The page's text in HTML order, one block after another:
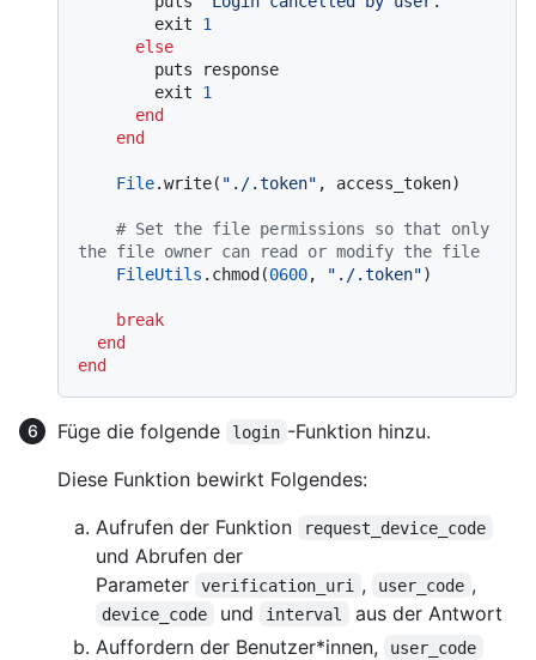
        exit
1
else
        exit
1
end
end
File.write( "./.token" , access_token)
# Set the file permissions so that only
the file owner can read or modify the file
FileUtils .chmod(0600, "./.token")
break
end
end
Füge die folgende login -Funktion hinzu.
Diese Funktion bewirkt Folgendes:
Aufrufen der Funktion
request_device_code
und Abrufen der
Parameter
verification_uri , user_code ,
device_code und interval
aus der Antwort
Auffordern der Benutzer*innen,
user_code